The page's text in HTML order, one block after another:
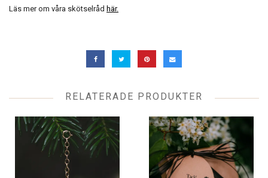
Läs mer om våra skötselråd här.
RELATERADE PRODUKTER